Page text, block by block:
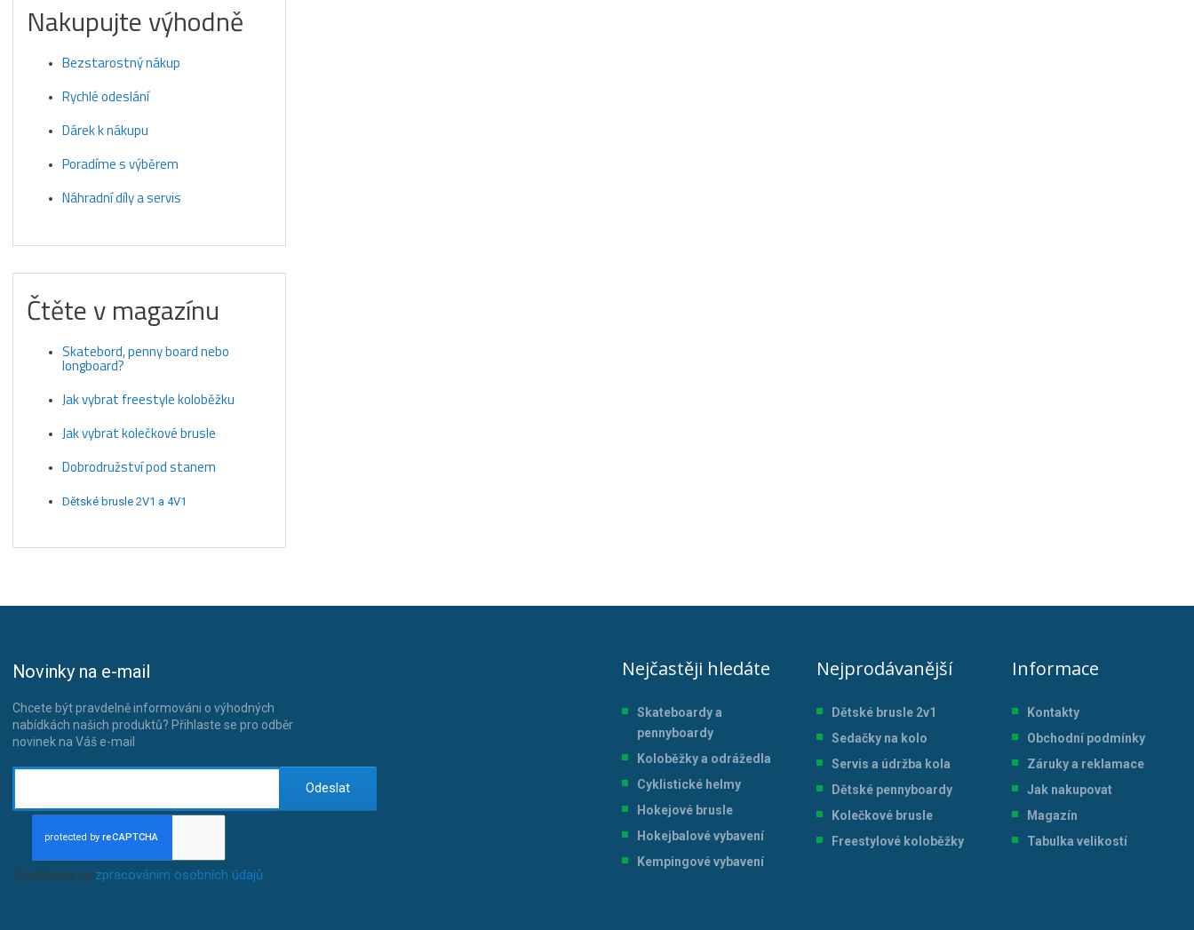
Nakupujte výhodně
Bezstarostný nákup
Rychlé odeslání
Dárek k nákupu
Poradíme s výběrem
Náhradní díly a servis
Čtěte v magazínu
Skatebord, penny board nebo
longboard?
Jak vybrat freestyle koloběžku
Jak vybrat kolečkové brusle
Dobrodružství pod stanem
Dětské brusle 2V1 a 4V1
Novinky na e-mail
Chcete být pravdelně informováni o výhodných
nabídkách našich produktů? Přihlaste se pro odběr
novinek na Váš e-mail
Odeslat
Souhlasím se zpracováním osobních údajů.
Nejčastěji hledáte
Skateboardy a
pennyboardy
Koloběžky a odrážedla
Cyklistické helmy
Hokejové brusle
Hokejbalové vybavení
Kempingové vybavení
Nejprodávanější
Dětské brusle 2v1
Sedačky na kolo
Servis a údržba kola
Dětské pennyboardy
Kolečkové brusle
Freestylové koloběžky
Informace
Kontakty
Obchodní podmínky
Záruky a reklamace
Jak nakupovat
Magazín
Tabulka velikostí